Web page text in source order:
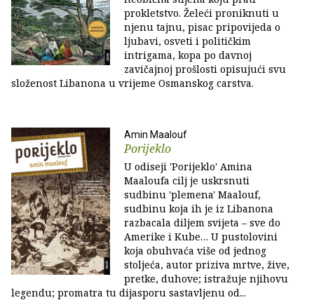
prokletstvo. Želeći proniknuti u
njenu tajnu, pisac pripovijeda o
ljubavi, osveti i političkim
intrigama, kopa po davnoj
zavičajnoj prošlosti opisujući svu
složenost Libanona u vrijeme Osmanskog carstva.
Amin Maalouf
Porijeklo
U odiseji 'Porijeklo' Amina
Maaloufa cilj je uskrsnuti
sudbinu 'plemena' Maalouf,
sudbinu koja ih je iz Libanona
razbacala diljem svijeta – sve do
Amerike i Kube… U pustolovini
koja obuhvaća više od jednog
stoljeća, autor priziva mrtve, žive,
pretke, duhove; istražuje njihovu
legendu; promatra tu dijasporu sastavljenu od...